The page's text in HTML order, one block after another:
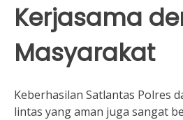
Kerjasama
Masyarakat
Keberhasilan Satlantas Polres
lintas yang aman juga sangat